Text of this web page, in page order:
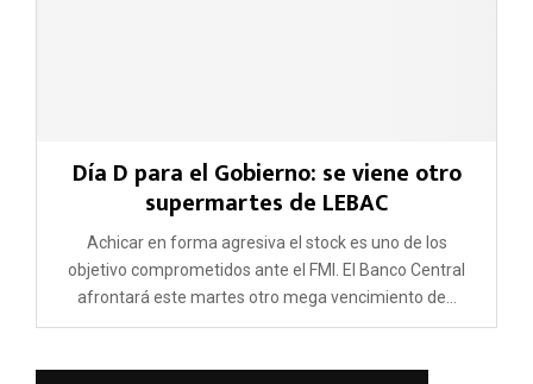
Día D para el Gobierno: se viene otro
supermartes de LEBAC
Achicar en forma agresiva el stock es uno de los
objetivo comprometidos ante el FMI. El Banco Central
afrontará este martes otro mega vencimiento de...